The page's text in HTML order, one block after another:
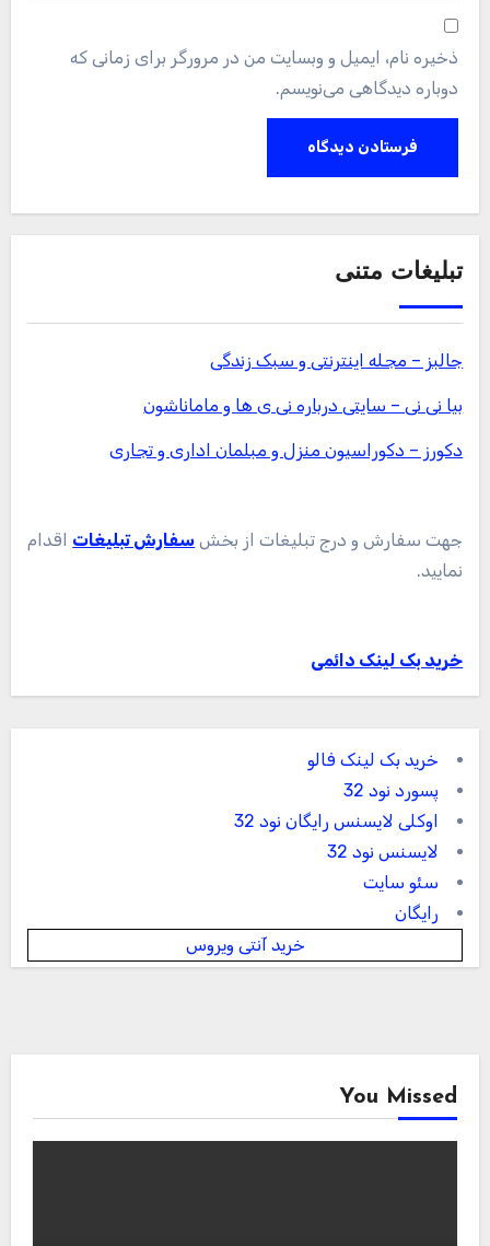
ذخیره نام، ایمیل و وبسایت من در مرورگر برای زمانی که
دوباره دیدگاهی می‌نویسم.
تبلیغات متنی
جالبز – مجله اینترنتی و سبک زندگی
بیا نی نی – سایتی درباره نی ی ها و ماماناشون
دکورز – دکوراسیون منزل و مبلمان اداری و تجاری
جهت سفارش و درج تبلیغات از بخش سفارش تبلیغات اقدام
نمایید.
خرید بک لینک دائمی
خرید بک لینک فالو
پسورد نود 32
اوکلی لایسنس رایگان نود 32
لایسنس نود 32
سئو سایت
رایگان
خرید آنتی ویروس
You Missed